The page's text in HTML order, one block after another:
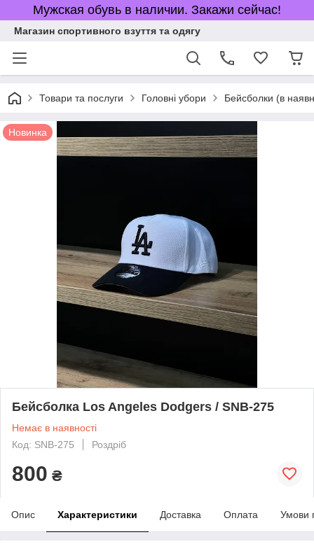
Мужская обувь в наличии. Закажи сейчас!
Магазин спортивного взуття та одягу
Товари та послуги Головні убори Бейсболки (в
Новинка
Бейсболка Los Angeles Dodgers / SNB-275
Немає в наявності
Код: SNB-275
Роздріб
800 ₴
Опис Характеристики Доставка Оплата Умови